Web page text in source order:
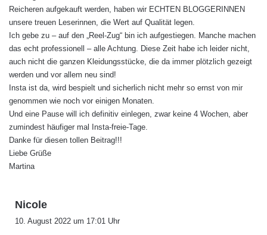
Reicheren aufgekauft werden, haben wir ECHTEN BLOGGERINNEN
unsere treuen Leserinnen, die Wert auf Qualität legen.
Ich gebe zu – auf den „Reel-Zug“ bin ich aufgestiegen. Manche machen
das echt professionell – alle Achtung. Diese Zeit habe ich leider nicht,
auch nicht die ganzen Kleidungsstücke, die da immer plötzlich gezeigt
werden und vor allem neu sind!
Insta ist da, wird bespielt und sicherlich nicht mehr so ernst von mir
genommen wie noch vor einigen Monaten.
Und eine Pause will ich definitiv einlegen, zwar keine 4 Wochen, aber
zumindest häufiger mal Insta-freie-Tage.
Danke für diesen tollen Beitrag!!!
Liebe Grüße
Martina
Nicole
10. August 2022 um 17:01 Uhr